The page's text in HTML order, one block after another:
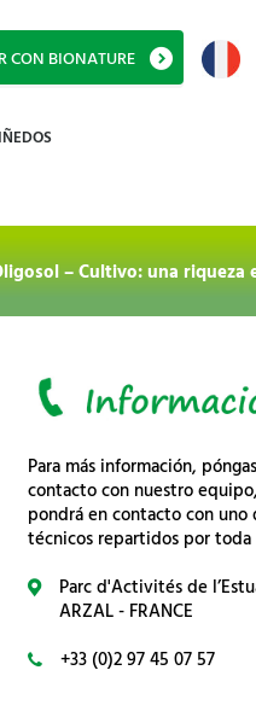
CON BIONATURE
– Cultivo: una riqueza
Para más información,
contacto con nuestro
pondrá en contacto con uno
técnicos repartidos por toda
Parc d'Activités de
ARZAL - FRANCE
+33 (0)2 97 45 07 57